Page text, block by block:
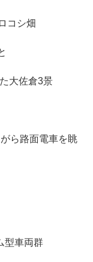
コシ畑
大佐倉3景
ら路面電車を眺
型車両群